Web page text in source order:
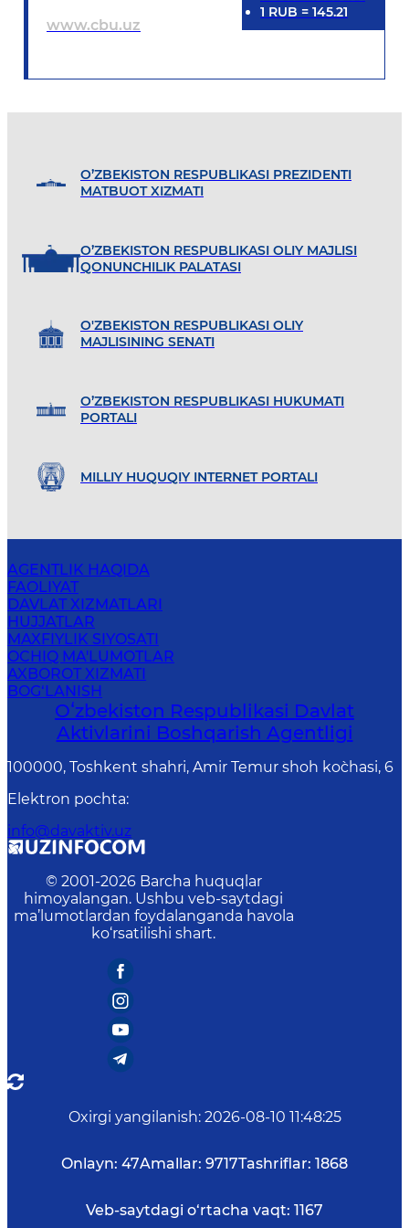
www.cbu.uz
1 RUB = 145.21
O’ZBEKISTON RESPUBLIKASI PREZIDENTI
MATBUOT XIZMATI
O’ZBEKISTON RESPUBLIKASI OLIY MAJLISI
QONUNCHILIK PALATASI
O'ZBEKISTON RESPUBLIKASI OLIY
MAJLISINING SENATI
O’ZBEKISTON RESPUBLIKASI HUKUMATI
PORTALI
MILLIY HUQUQIY INTERNET PORTALI
AGENTLIK HAQIDA
FAOLIYAT
DAVLAT XIZMATLARI
HUJJATLAR
MAXFIYLIK SIYOSATI
OCHIQ MA'LUMOTLAR
AXBOROT XIZMATI
BOG‘LANISH
Oʻzbekiston Respublikasi Davlat
Aktivlarini Boshqarish Agentligi
100000, Toshkent shahri, Amir Temur shoh ko`chasi, 6
Elektron pochta:
info@davaktiv.uz
© 2001-2026 Barcha huquqlar
himoyalangan. Ushbu veb-saytdagi
ma’lumotlardan foydalanganda havola
ko‘rsatilishi shart.
Oxirgi yangilanish: 2026-08-10 11:48:25
Onlayn: 47Amallar: 9717Tashriflar: 1868
Veb-saytdagi o‘rtacha vaqt: 1167